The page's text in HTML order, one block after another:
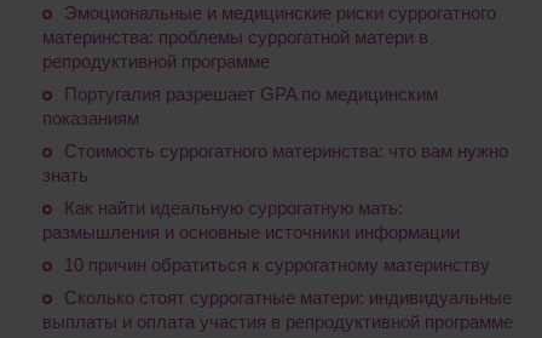
Эмоциональные и медицинские риски суррогатного
материнства: проблемы суррогатной матери в
репродуктивной программе
Португалия разрешает GPA по медицинским
показаниям
Стоимость суррогатного материнства: что вам нужно
знать
Как найти идеальную суррогатную мать:
размышления и основные источники информации
10 причин обратиться к суррогатному материнству
Сколько стоят суррогатные матери: индивидуальные
выплаты и оплата участия в репродуктивной программе